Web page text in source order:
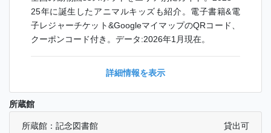
25年に誕生したアニマルキッズも紹介。電子書籍&電
子レジャーチケット&GoogleマイマップのQRコード、
クーポンコード付き。データ:2026年1月現在。
詳細情報を表示
所蔵館
所蔵館：記念図書館 貸出可